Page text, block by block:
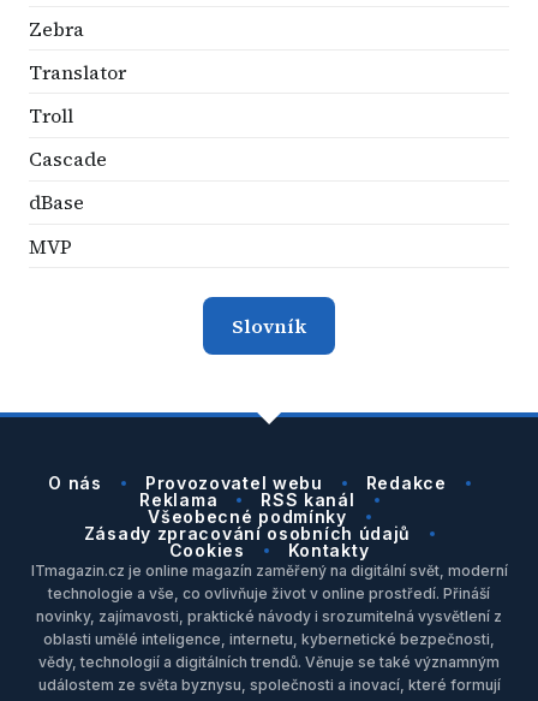
Zebra
Translator
Troll
Cascade
dBase
MVP
Slovník
O nás Provozovatel webu
Redakce
Reklama
RSS kanál
Všeobecné podmínky
Zásady zpracování osobních údajů
Cookies
Kontakty
ITmagazin.cz je online magazín zaměřený na digitální svět, moderní
technologie a vše, co ovlivňuje život v online prostředí. Přináší
novinky, zajímavosti, praktické návody i srozumitelná vysvětlení z
oblasti umělé inteligence, internetu, kybernetické bezpečnosti,
vědy, technologií a digitálních trendů. Věnuje se také významným
událostem ze světa byznysu, společnosti a inovací, které formují